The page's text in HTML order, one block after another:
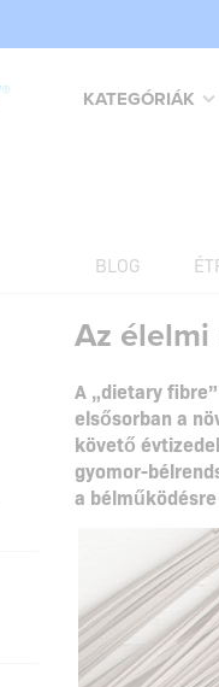
KATEGÓRIÁK
BLOG
Az
A „dietary
elsősorban a
követő
gyomor-
a